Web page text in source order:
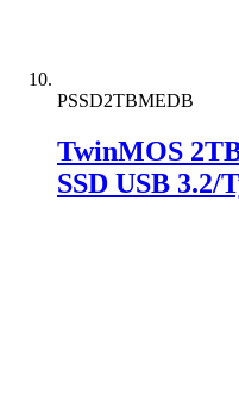
PSSD2TBMEDB
TwinMOS
SSD USB